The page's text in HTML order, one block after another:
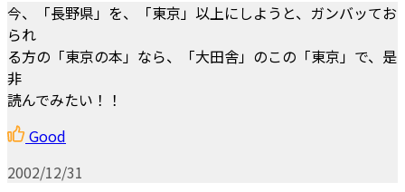
今、「長野県」を、「東京」以上にしようと、ガンバッてお
られ
る方の「東京の本」なら、「大田舎」のこの「東京」で、是
非
読んでみたい！！
Good
2002/12/31